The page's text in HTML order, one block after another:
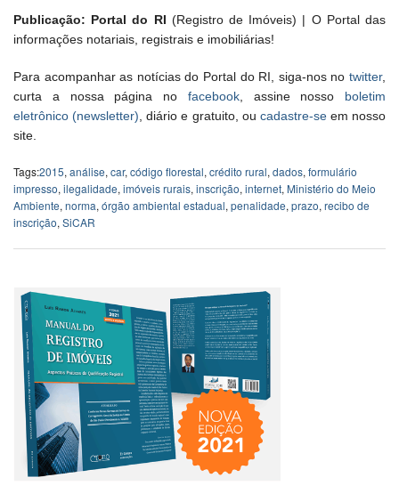
Publicação: Portal do RI (Registro de Imóveis) | O Portal das
informações notariais, registrais e imobiliárias!
Para acompanhar as notícias do Portal do RI, siga-nos no twitter,
curta a nossa página no facebook, assine nosso boletim
eletrônico (newsletter) , diário e gratuito, ou cadastre-seem nosso
site.
Tags:2015, análise, car, código florestal, crédito rural, dados, formulário
impresso, ilegalidade, imóveis rurais, inscrição, internet, Ministério do Meio
Ambiente, norma, órgão ambiental estadual, penalidade, prazo, recibo de
inscrição, SiCAR